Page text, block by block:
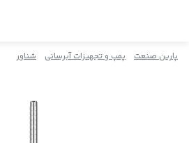
پارین صنعت پمپ و تجهیزات آبرسانی شناور